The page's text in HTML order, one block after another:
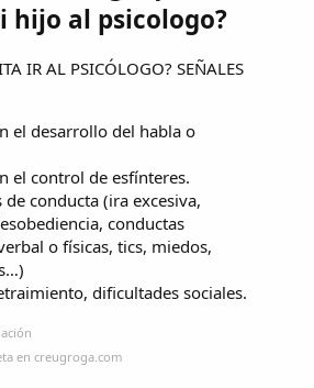
hijo al psicologo?
IR AL PSICÓLOGO? SEÑALES
el desarrollo del habla o
el control de esfínteres.
de conducta (ira excesiva,
conductas
o físicas, tics, miedos,
dificultades sociales.
en creugroga.com